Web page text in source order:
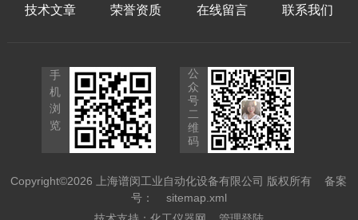
技术文章 荣誉资质 在线留言 联系我们
手
机
浏
览
公
众
号
二
维
码
Copyright©2026 上海谱闵工业自动化设备有限公司 版权所有备案
号：
sitemap.xml